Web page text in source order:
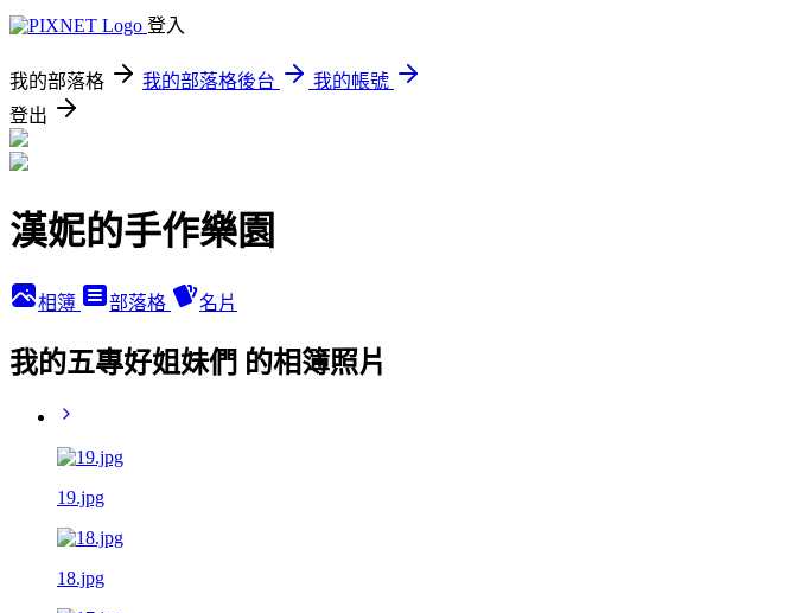
登入
我的部落格 我的部落格後台
我的帳號
登出
漢妮的手作樂園
相簿 部落格 名片
我的五專好姐妹們 的相簿照片
19.jpg
18.jpg